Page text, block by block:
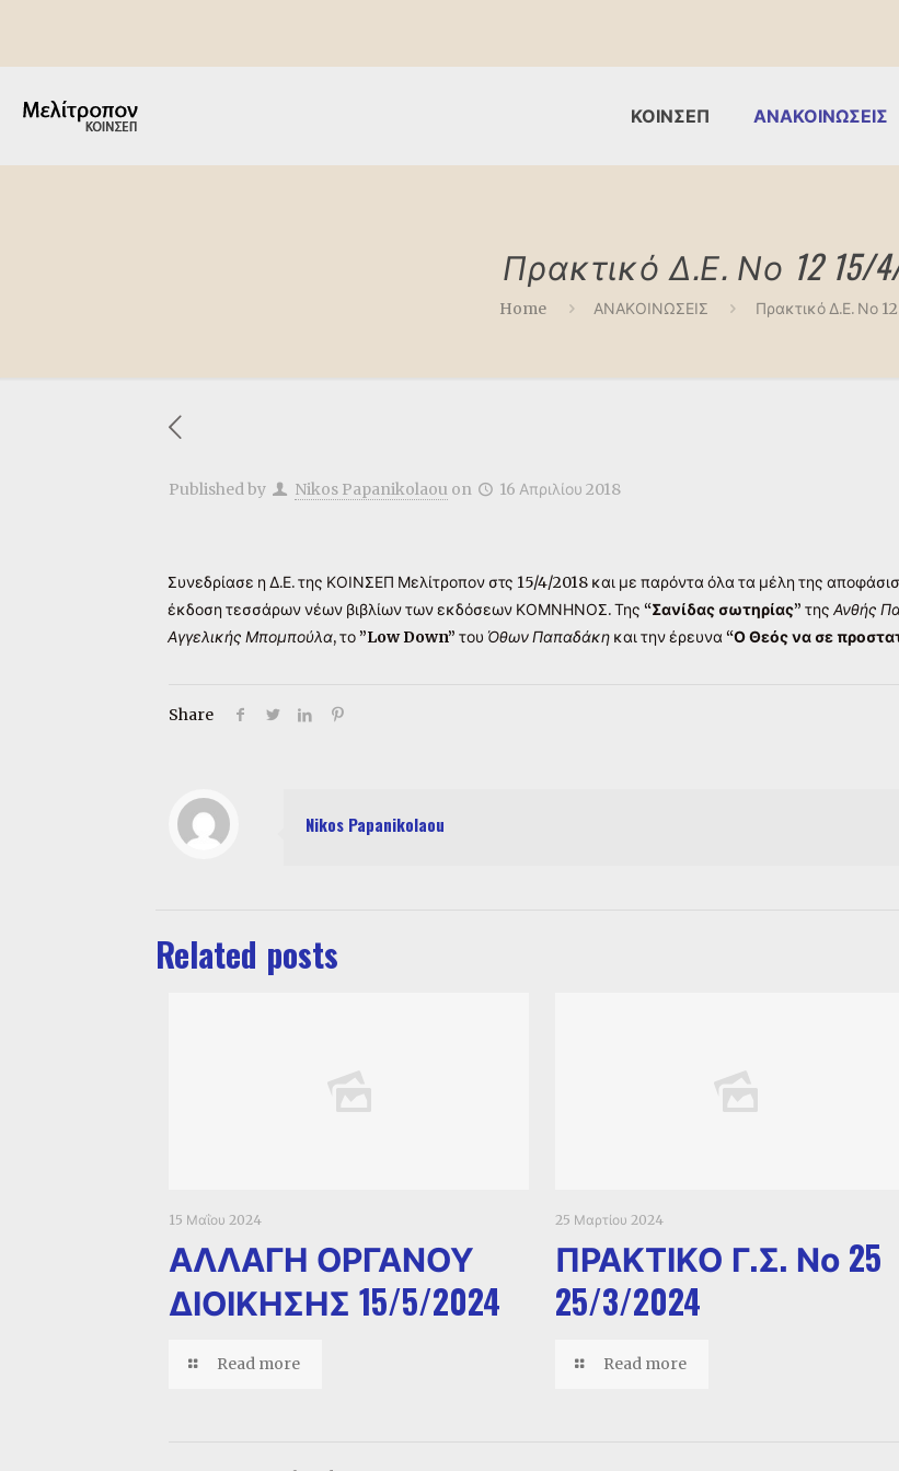
ΚΟΙΝΣΕΠ ΑΝΑΚΟΙΝΩΣΕΙΣ
Πρακτικό Δ.Ε. Νο 12 15/
Home ΑΝΑΚΟΙΝΩΣΕΙΣ Πρακτικό Δ.Ε. Νο
Published by Nikos Papanikolaou on 16 Απριλίου 2018
Συνεδρίασε η Δ.Ε. της ΚΟΙΝΣΕΠ Μελίτροπον στς 15/4/2018 και με παρόντα όλα τα μέλη της
έκδοση τεσσάρων νέων βιβλίων των εκδόσεων ΚΟΜΝΗΝΟΣ. Της “Σανίδας σωτηρίας” της Ανθής
Αγγελικής Μπομπούλα, το ”Low Down” του Όθων Παπαδάκηκαι την έρευνα“Ο Θεός να σε
Share
Nikos Papanikolaou
Related posts
15 Μαΐου 2024
ΑΛΛΑΓΗ ΟΡΓΑΝΟΥ
ΔΙΟΙΚΗΣΗΣ 15/5/2024
Read more
25 Μαρτίου 2024
ΠΡΑΚΤΙΚΟ Γ.Σ. Νο 25
25/3/2024
Read more